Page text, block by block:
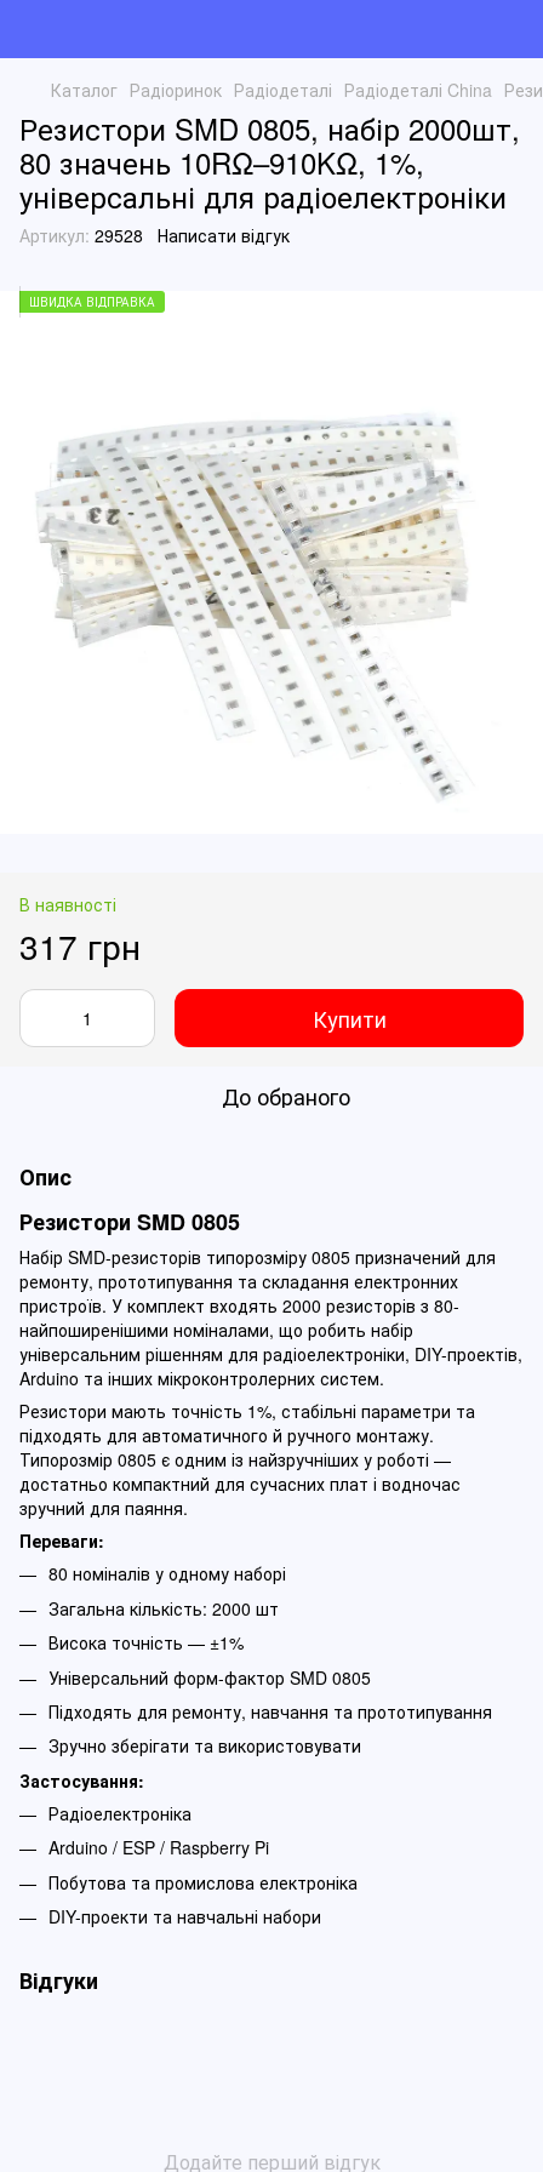
Каталог Радіоринок Радіодеталі Радіодеталі China
Резистори SMD 0805, набір 2000шт,
80 значень 10RΩ–910KΩ, 1%,
універсальні для радіоелектроніки
Артикул: 29528 Написати відгук
ШВИДКА ВІДПРАВКА
В наявності
317 грн
Купити
До обраного
Опис
Резистори SMD 0805
Набір SMD-резисторів типорозміру 0805 призначений для
ремонту, прототипування та складання електронних
пристроїв. У комплект входять 2000 резисторів з 80-
найпоширенішими номіналами, що робить набір
універсальним рішенням для радіоелектроніки, DIY-проектів,
Arduino та інших мікроконтролерних систем.
Резистори мають точність 1%, стабільні параметри та
підходять для автоматичного й ручного монтажу.
Типорозмір 0805 є одним із найзручніших у роботі —
достатньо компактний для сучасних плат і водночас
зручний для паяння.
Переваги:
80 номіналів у одному наборі
Загальна кількість: 2000 шт
Висока точність — ±1%
Універсальний форм-фактор SMD 0805
Підходять для ремонту, навчання та прототипування
Зручно зберігати та використовувати
Застосування:
Радіоелектроніка
Arduino / ESP / Raspberry Pi
Побутова та промислова електроніка
DIY-проекти та навчальні набори
Відгуки
Додайте перший відгук